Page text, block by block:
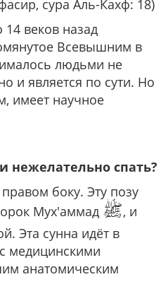
сура Аль-Кахф: 18)
веков назад
Всевышним в
людьми не
и является по сути. Но
имеет научное
нежелательно спать?
боку. Эту позу
Мух'аммад ﷺ, и
Эта сунна идёт в
медицинскими
анатомическим